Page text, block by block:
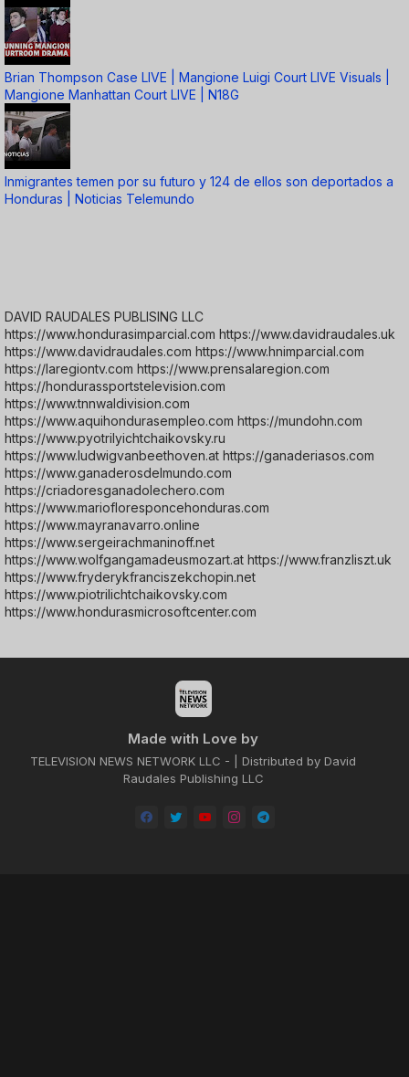
Brian Thompson Case LIVE | Mangione Luigi Court LIVE Visuals |
Mangione Manhattan Court LIVE | N18G
Inmigrantes temen por su futuro y 124 de ellos son deportados a
Honduras | Noticias Telemundo
DAVID RAUDALES PUBLISING LLC
https://www.hondurasimparcial.com https://www.davidraudales.uk
https://www.davidraudales.com https://www.hnimparcial.com
https://laregiontv.com https://www.prensalaregion.com
https://hondurassportstelevision.com
https://www.tnnwaldivision.com
https://www.aquihondurasempleo.com https://mundohn.com
https://www.pyotrilyichtchaikovsky.ru
https://www.ludwigvanbeethoven.at https://ganaderiasos.com
https://www.ganaderosdelmundo.com
https://criadoresganadolechero.com
https://www.mariofloresponcehonduras.com
https://www.mayranavarro.online
https://www.sergeirachmaninoff.net
https://www.wolfgangamadeusmozart.at https://www.franzliszt.uk
https://www.fryderykfranciszekchopin.net
https://www.piotrilichtchaikovsky.com
https://www.hondurasmicrosoftcenter.com
Made with Love by
TELEVISION NEWS NETWORK LLC - | Distributed by David
Raudales Publishing LLC